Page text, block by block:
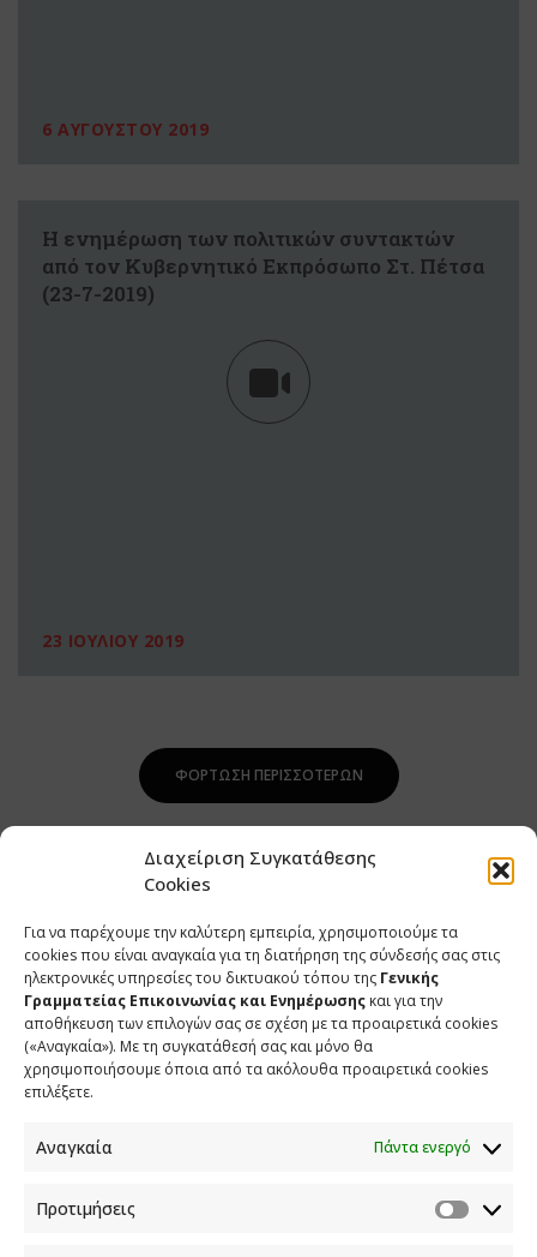
Διαχείριση Συγκατάθεσης
Cookies
Για να παρέχουμε την καλύτερη εμπειρία, χρησιμοποιούμε τα
cookies που είναι αναγκαία για τη διατήρηση της σύνδεσής σας στις
ηλεκτρονικές υπηρεσίες του δικτυακού τόπου της Γενικής
Γραμματείας Επικοινωνίας και Ενημέρωσης και για την
αποθήκευση των επιλογών σας σε σχέση με τα προαιρετικά cookies
(«Αναγκαία»). Με τη συγκατάθεσή σας και μόνο θα
χρησιμοποιήσουμε όποια από τα ακόλουθα προαιρετικά cookies
επιλέξετε.
Αναγκαία Πάντα ενεργό
Προτιμήσεις
6 ΑΥΓΟΥΣΤΟΥ 2019
Η ενημέρωση των πολιτικών συντακτών
από τον Κυβερνητικό Εκπρόσωπο Στ. Πέτσα
(23-7-2019)
23 ΙΟΥΛΙΟΥ 2019
ΦΌΡΤΩΣΗ ΠΕΡΙΣΣΌΤΕΡΩΝ
ΕΠΙΚΟΙΝΩΝΙΑ
Φραγκούδη 11 & Αλεξάνδρου Πάντου
info.media@media.gov.gr